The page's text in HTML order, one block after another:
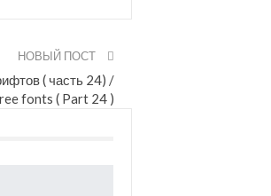
НОВЫЙ ПОСТ
( часть 24) /
fonts ( Part 24 )